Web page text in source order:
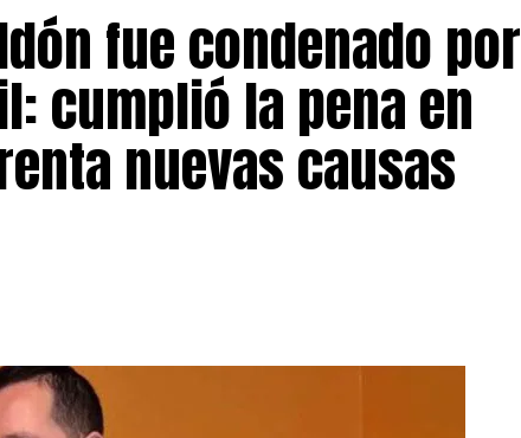
fue condenado por
cumplió la pena en
nuevas causas